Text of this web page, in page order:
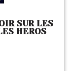
SUR LES
HEROS